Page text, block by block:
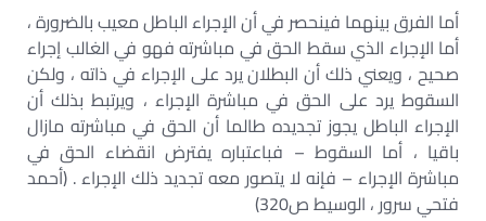
أما الفرق بينهما فينحصر في أن الإجراء الباطل معيب بالضرورة ،
أما الإجراء الذي سقط الحق في مباشرته فهو في الغالب إجراء
صحيح ، ويعني ذلك أن البطلان يرد على الإجراء في ذاته ، ولكن
السقوط يرد على الحق في مباشرة الإجراء ، ويرتبط بذلك أن
الإجراء الباطل يجوز تجديده طالما أن الحق في مباشرته مازال
باقيا ، أما السقوط – فباعتباره يفترض انقضاء الحق في
مباشرة الإجراء – فإنه لا يتصور معه تجديد ذلك الإجراء . (أحمد
فتحي سرور ، الوسيط ص320)